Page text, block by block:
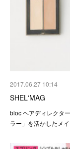
2017.06.27 10:14
SHEL'MAG
bloc ヘアディレクタ
ラー」を活かしたメ